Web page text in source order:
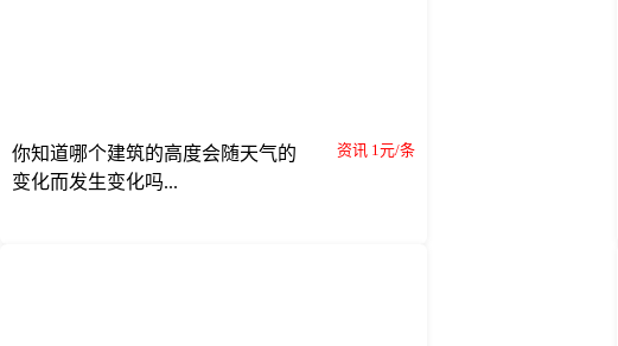
你知道哪个建筑的高度会随天气的
变化而发生变化吗...
资讯 1元/条